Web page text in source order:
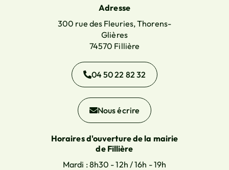
Adresse
300 rue des Fleuries, Thorens-
Glières
74570 Fillière
04 50 22 82 32
Nous écrire
Horaires d'ouverture de la mairie
de Fillière
Mardi : 8h30 - 12h / 16h - 19h